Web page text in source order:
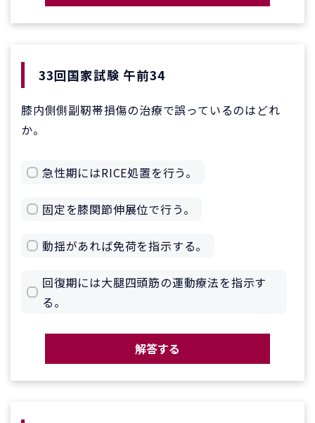
33回国家試験 午前34
膝内側側副靭帯損傷の治療で誤っているのはどれ
か。
急性期にはRICE処置を行う。
固定を膝関節伸展位で行う。
動揺があれば免荷を指示する。
回復期には大腿四頭筋の運動療法を指示す
る。
解答する